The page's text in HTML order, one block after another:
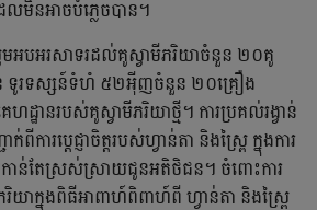
មិនអាចបំភ្លេចបាន។
មអបអរសាទរដល់គូស្វាមីភរិយាចំនួន ២០គូ
ន់ ទូរទស្សន៍ទំហំ ៥២អ៉ីញចំនួន ២០គ្រឿង
ហដ្ឋានរបស់គូស្វាមីភរិយាថ្មី។ ការប្រគល់រង្វាន់
ការប្តេជ្ញាចិត្តរបស់ហ្វាន់តា និងស្ព្រៃ ក្នុងការ
កាន់តែស្រស់ស្រាយជូនអតិថិជន។ ចំពោះការ
រិយាក្នុងពិធីអាពាហ៍ពិពាហ៍ពី ហ្វាន់តា និងស្ព្រៃ